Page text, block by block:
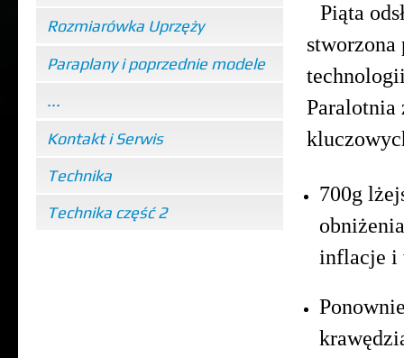
Rozmiarówka Uprzęży
Paraplany i poprzednie modele
...
Kontakt i Serwis
Technika
Technika część 2
Piąta
stworzona
Paralotnia
700g
inflacje i